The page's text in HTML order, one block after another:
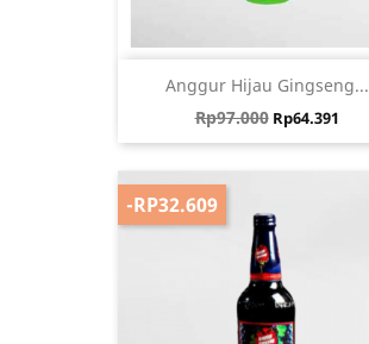
Anggur Hijau Gingseng...
Harga biasa
Rp97.000 Harga
Rp64.391
-RP32.609